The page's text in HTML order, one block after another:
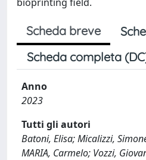
Scheda breve
Scheda completa
Anno
2023
Tutti gli autori
Batoni, Elisa; Micalizzi,
MARIA, Carmelo; Vozzi,